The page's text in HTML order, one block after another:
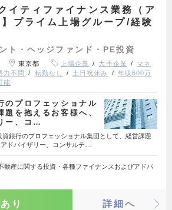
イティファイナンス業務（ア
プライム上場グループ/経験
ト・ヘッジファンド・PE投資
東京都 上場企業 大手企業
マネ
力不問 転勤なし 土日祝休み
年収600万
能
のプロフェッショナル
題を抱えるお客様へ、
ー、コ…
資銀行のプロフェッショナル集団として、経営課題
ドバイザリー、コンサルテ…
動産に関する投資・各種ファイナンスおよびアドバ
り 詳細へ